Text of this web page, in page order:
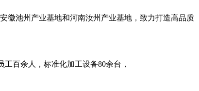
池州产业基地和河南汝州产业基地，致力打造高品质
百余人，标准化加工设备80余台，